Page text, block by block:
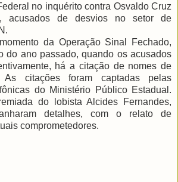
no inquérito contra Osvaldo Cruz
acusados de desvios no setor de
da Operação Sinal Fechado,
do ano passado, quando os acusados
há a citação de nomes de
As citações foram captadas pelas
do Ministério Público Estadual.
do lobista Alcides Fernandes,
detalhes, com o relato de
comprometedores.